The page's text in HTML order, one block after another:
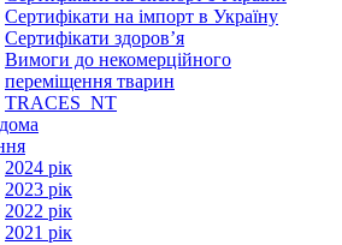
Сертифікати на імпорт в Україну
Сертифікати здоров’я
Вимоги до некомерційного
переміщення тварин
TRACES_NT
2024 рік
2023 рік
2022 рік
2021 рік